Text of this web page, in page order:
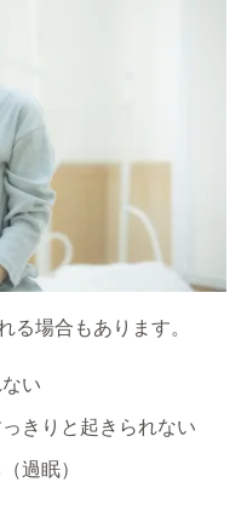
る場合もあります。
い
きりと起きられない
過眠）